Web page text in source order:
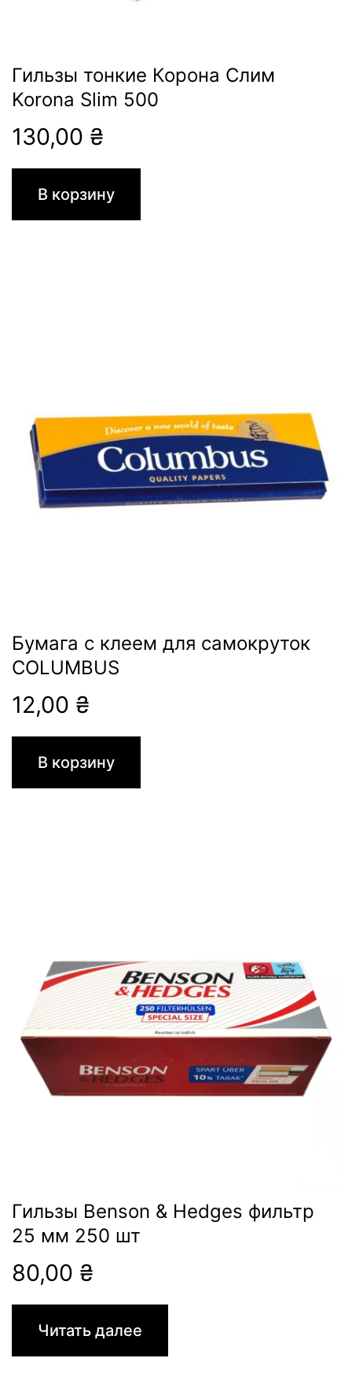
Гильзы тонкие Корона Слим
Korona Slim 500
130,00 ₴
В корзину
Бумага с клеем для самокруток
COLUMBUS
12,00 ₴
В корзину
Гильзы Benson & Hedges фильтр
25 мм 250 шт
80,00 ₴
Читать далее